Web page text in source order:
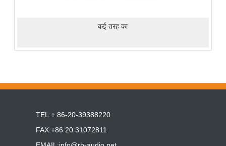
कई तरह का
TEL:+ 86-20-39388220
FAX:+86 20 31072811